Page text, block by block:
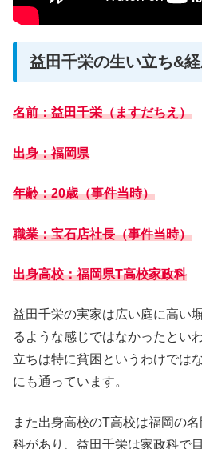
益田千栄の生い立ち&
名前：益田千栄（ますだちえ）
出身：福岡県
年齢：20歳（事件当時）
職業：宝石店社長（事件当時）
出身高校：福岡県T高校家政科
益田千栄の実家は広い庭に高い
るような感じではなかったとい
立ちは特に貧困というわけでは
にも通っています。
また出身高校のT高校は福岡の
科があり、益田千栄は家政科で